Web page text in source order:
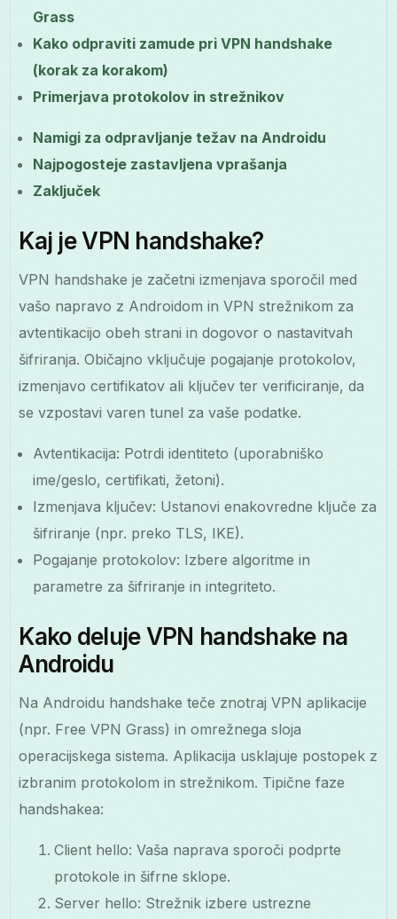
Grass
Kako odpraviti zamude pri VPN handshake
(korak za korakom)
Primerjava protokolov in strežnikov
Namigi za odpravljanje težav na Androidu
Najpogosteje zastavljena vprašanja
Zaključek
Kaj je VPN handshake?
VPN handshake je začetni izmenjava sporočil med
vašo napravo z Androidom in VPN strežnikom za
avtentikacijo obeh strani in dogovor o nastavitvah
šifriranja. Običajno vključuje pogajanje protokolov,
izmenjavo certifikatov ali ključev ter verificiranje, da
se vzpostavi varen tunel za vaše podatke.
Avtentikacija: Potrdi identiteto (uporabniško
ime/geslo, certifikati, žetoni).
Izmenjava ključev: Ustanovi enakovredne ključe za
šifriranje (npr. preko TLS, IKE).
Pogajanje protokolov: Izbere algoritme in
parametre za šifriranje in integriteto.
Kako deluje VPN handshake na
Androidu
Na Androidu handshake teče znotraj VPN aplikacije
(npr. Free VPN Grass) in omrežnega sloja
operacijskega sistema. Aplikacija usklajuje postopek z
izbranim protokolom in strežnikom. Tipične faze
handshakea:
Client hello: Vaša naprava sporoči podprte
protokole in šifrne sklope.
Server hello: Strežnik izbere ustrezne